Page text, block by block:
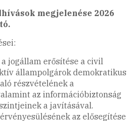
megjelenése 2026
jogállam erősítése a civil
állampolgárok demokratikus
részvételének a
az információbiztonság
a javításával.
az elősegítése